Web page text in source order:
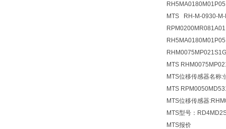
MTS RH-M-0930-M-
RPM0200MR081A01
MTS
MTS位移传感器名称:
MTS
MTS位移传感器
MTS型号：
MTS报价